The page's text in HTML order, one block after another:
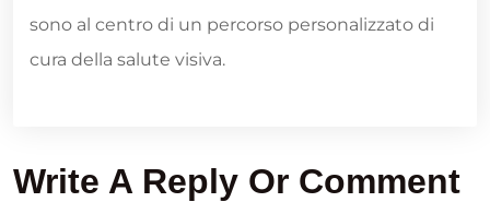
sono al centro di un percorso personalizzato di
cura della salute visiva.
Write A Reply Or Comment